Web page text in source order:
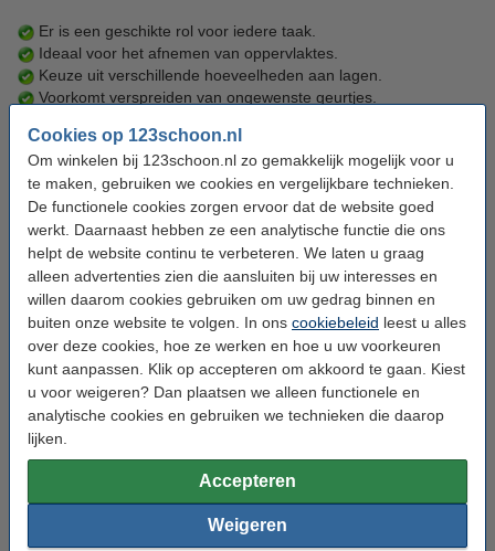
Cookies op 123schoon.nl
Om winkelen bij 123schoon.nl zo gemakkelijk mogelijk voor u
te maken, gebruiken we cookies en vergelijkbare technieken.
De functionele cookies zorgen ervoor dat de website goed
werkt. Daarnaast hebben ze een analytische functie die ons
helpt de website continu te verbeteren. We laten u graag
alleen advertenties zien die aansluiten bij uw interesses en
willen daarom cookies gebruiken om uw gedrag binnen en
buiten onze website te volgen. In ons cookiebeleid leest u alles
over deze cookies, hoe ze werken en hoe u uw voorkeuren
kunt aanpassen. Klik op accepteren om akkoord te gaan. Kiest
u voor weigeren? Dan plaatsen we alleen functionele en
analytische cookies en gebruiken we technieken die daarop
lijken.
Accepteren
Weigeren
Er is een geschikte rol voor iedere taak.
Ideaal voor het afnemen van oppervlaktes.
Keuze uit verschillende hoeveelheden aan lagen.
Voorkomt verspreiden van ongewenste geurtjes.
Het gebruik van papieren rollen in dispensers is niet alleen
praktisch, maar ook hygiënisch en veelzijdig. U kiest eenvoudig
een rol die past bij de taak en gewenste kwaliteit. Dankzij het
brede aanbod in lagen en formaten vindt u altijd een geschikte
oplossing. Bovendien dragen sommige rollen een EU Ecolabel,
wat bijdraagt aan een milieubewuste keuze. Zo combineert u
gemak met duurzaamheid.
Mogelijk ook interessant: